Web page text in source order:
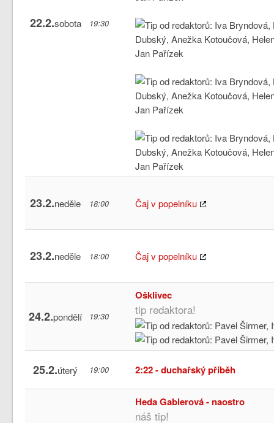
22.2.sobota 19:30
23.2.neděle 18:00 Čaj v popelníku
23.2.neděle 18:00 Čaj v popelníku
24.2.pondělí 19:30
Ošklivec
tip redaktora!
25.2.úterý 19:00 2:22 - duchařský příběh
Heda Gablerová - naostro
náš tip!